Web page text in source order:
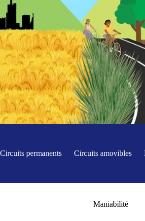
Circuits permanents Circuits amovibles
Maniabilité